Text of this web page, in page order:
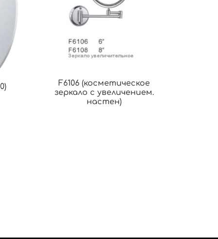
F6106 (косметическое
зеркало с увеличением.
настен)